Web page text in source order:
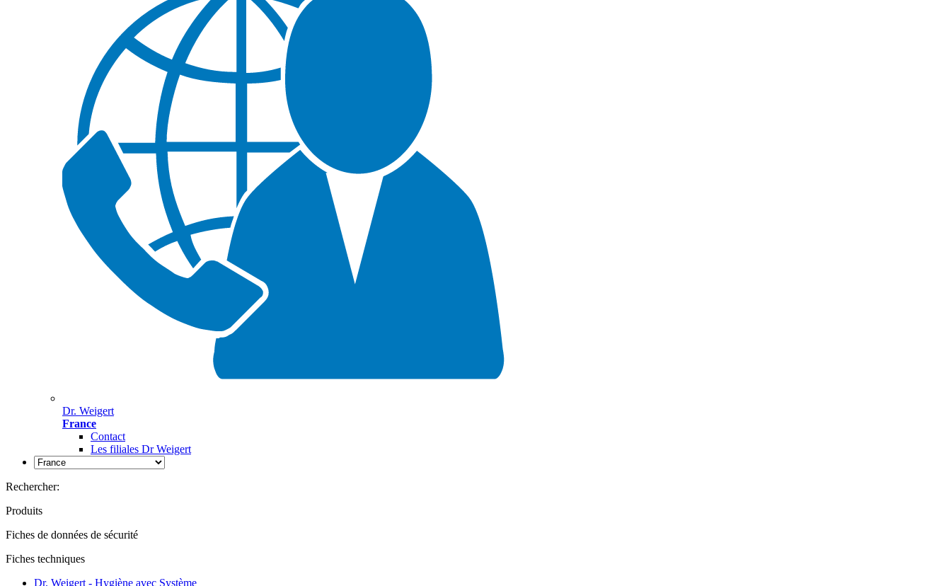
Dr. Weigert
France
Contact
Les filiales Dr Weigert
Rechercher:
Produits
Fiches de données de sécurité
Fiches techniques
Dr. Weigert - Hygiène avec Système